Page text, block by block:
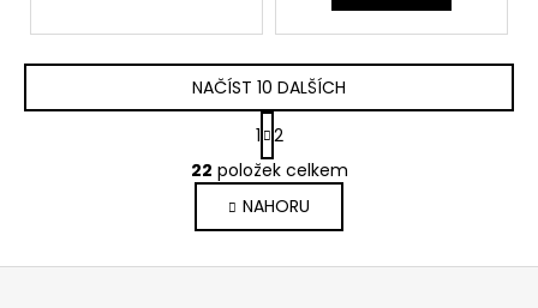
O
v
l
á
d
NAČÍST 10 DALŠÍCH
S
t
r
á
n
k
1 2
22 položek celkem
NAHORU
Z